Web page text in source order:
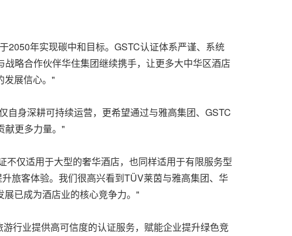
2050年实现碳中和目标。GSTC认证体系严谨、系统
略合作伙伴华住集团继续携手，让更多大中华区酒店
发展信心。"
身深耕可持续运营，更希望通过与雅高集团、GSTC
献更多力量。"
不仅适用于大型的奢华酒店，也同样适用于有限服务型
旅客体验。我们很高兴看到TÜV莱茵与雅高集团、华
已成为酒店业的核心竞争力。"
行业提供高可信度的认证服务，赋能企业提升绿色竞